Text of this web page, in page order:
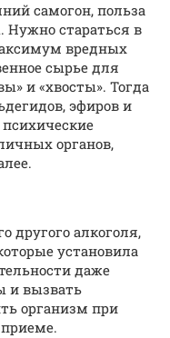
самогон, польза
Нужно стараться в
вредных
сырье для
и «хвосты». Тогда
эфиров и
органов,
другого алкоголя,
установила
даже
и вызвать
организм при